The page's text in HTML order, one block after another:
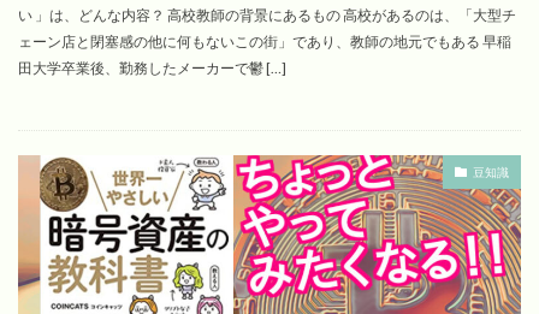
い 」は、どんな内容？ 高校教師の背景にあるもの 高校があるのは、「大型チ
ェーン店と閉塞感の他に何もないこの街」であり、教師の地元でもある 早稲
田大学卒業後、勤務したメーカーで鬱 […]
豆知識